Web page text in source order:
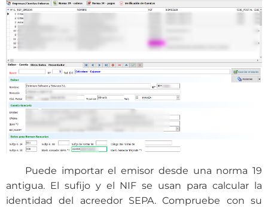
Puede importar el emisor desde una norma 19
antigua. El sufijo y el NIF se usan para calcular la
identidad del acreedor SEPA. Compruebe con su